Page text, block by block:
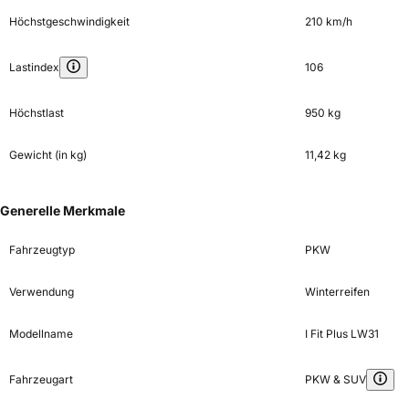
Höchstgeschwindigkeit 210 km/h
Lastindex 106
Höchstlast 950 kg
Gewicht (in kg) 11,42 kg
Generelle Merkmale
Fahrzeugtyp PKW
Verwendung Winterreifen
Modellname I Fit Plus LW31
Fahrzeugart PKW & SUV